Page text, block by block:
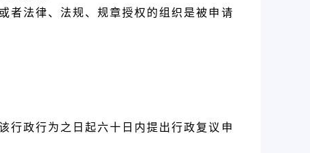
者法律、法规、规章授权的组织是被申请
行政行为之日起六十日内提出行政复议申